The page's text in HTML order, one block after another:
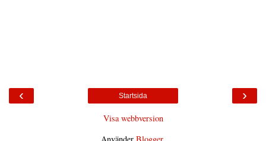
‹ ›
Startsida
Visa webbversion